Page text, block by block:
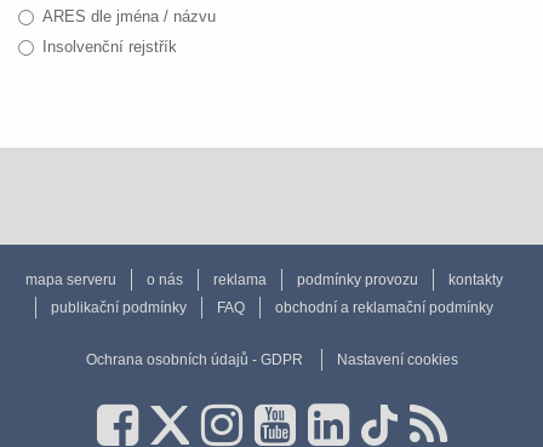
ARES dle jména / názvu
Insolvenční rejstřík
mapa serveru o nás reklama podmínky provozu
kontakty
publikační podmínky
FAQ obchodní a reklamační podmínky
Ochrana osobních údajů - GDPR Nastavení cookies